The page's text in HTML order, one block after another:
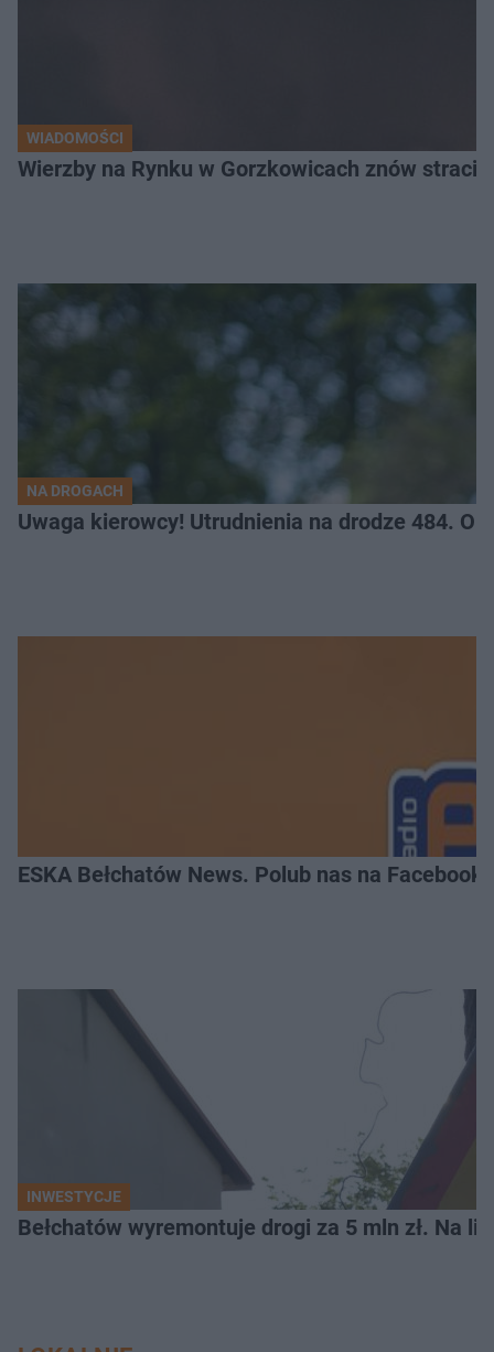
WIADOMOŚCI
Wierzby na Rynku w Gorzkowicach znów
NA DROGACH
Uwaga kierowcy! Utrudnienia na drodze 484.
ESKA Bełchatów News. Polub nas na
INWESTYCJE
Bełchatów wyremontuje drogi za 5 mln zł. Na